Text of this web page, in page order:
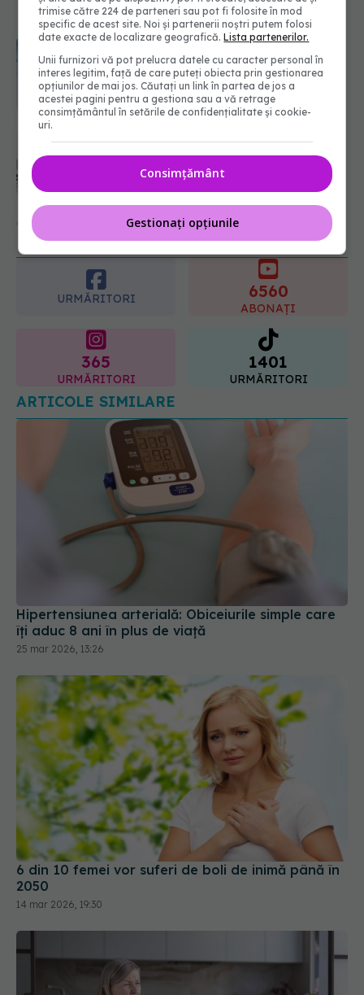
Mii de angajați din Sănătate ar
putea primi salarii mai mari.
Sindicatele cer schimbarea legii
06.08.2026, 19:26
EXCLUSIV Cancerele ginecologice
Sorin Bogdan (SANADOR): Chirurgia
este indicată doar punctual, pentru
anumite categorii de paciente
06.08.2026, 19:05
EXCLUSIV Brahiterapie vs
radioterapie externă în cancerul
ginecologic. Dr. Sorin Bogdan
(SANADOR) explică diferența și
cum acționează tratamentul
URMĂREȘTE-NE ȘI PE:
URMĂRITORI 6560
ABONAȚI
365
URMĂRITORI
1401
URMĂRITORI
ARTICOLE SIMILARE
Hipertensiunea arterială: Obiceiurile simple care
îți aduc 8 ani în plus de viață
25 mar 2026, 13:26
6 din 10 femei vor suferi de boli de inimă până în
2050
14 mar 2026, 19:30
trimise către 224 de parteneri sau pot fi folosite în mod
specific de acest site. Noi și partenerii noștri putem folosi
date exacte de localizare geografică.Lista partenerilor.
Unii furnizori vă pot prelucra datele cu caracter personal în
interes legitim, față de care puteți obiecta prin gestionarea
opțiunilor de mai jos. Căutați un link în partea de jos a
acestei pagini pentru a gestiona sau a vă retrage
consimțământul în setările de confidențialitate și cookie-
uri.
Consimțământ
Gestionați opțiunile